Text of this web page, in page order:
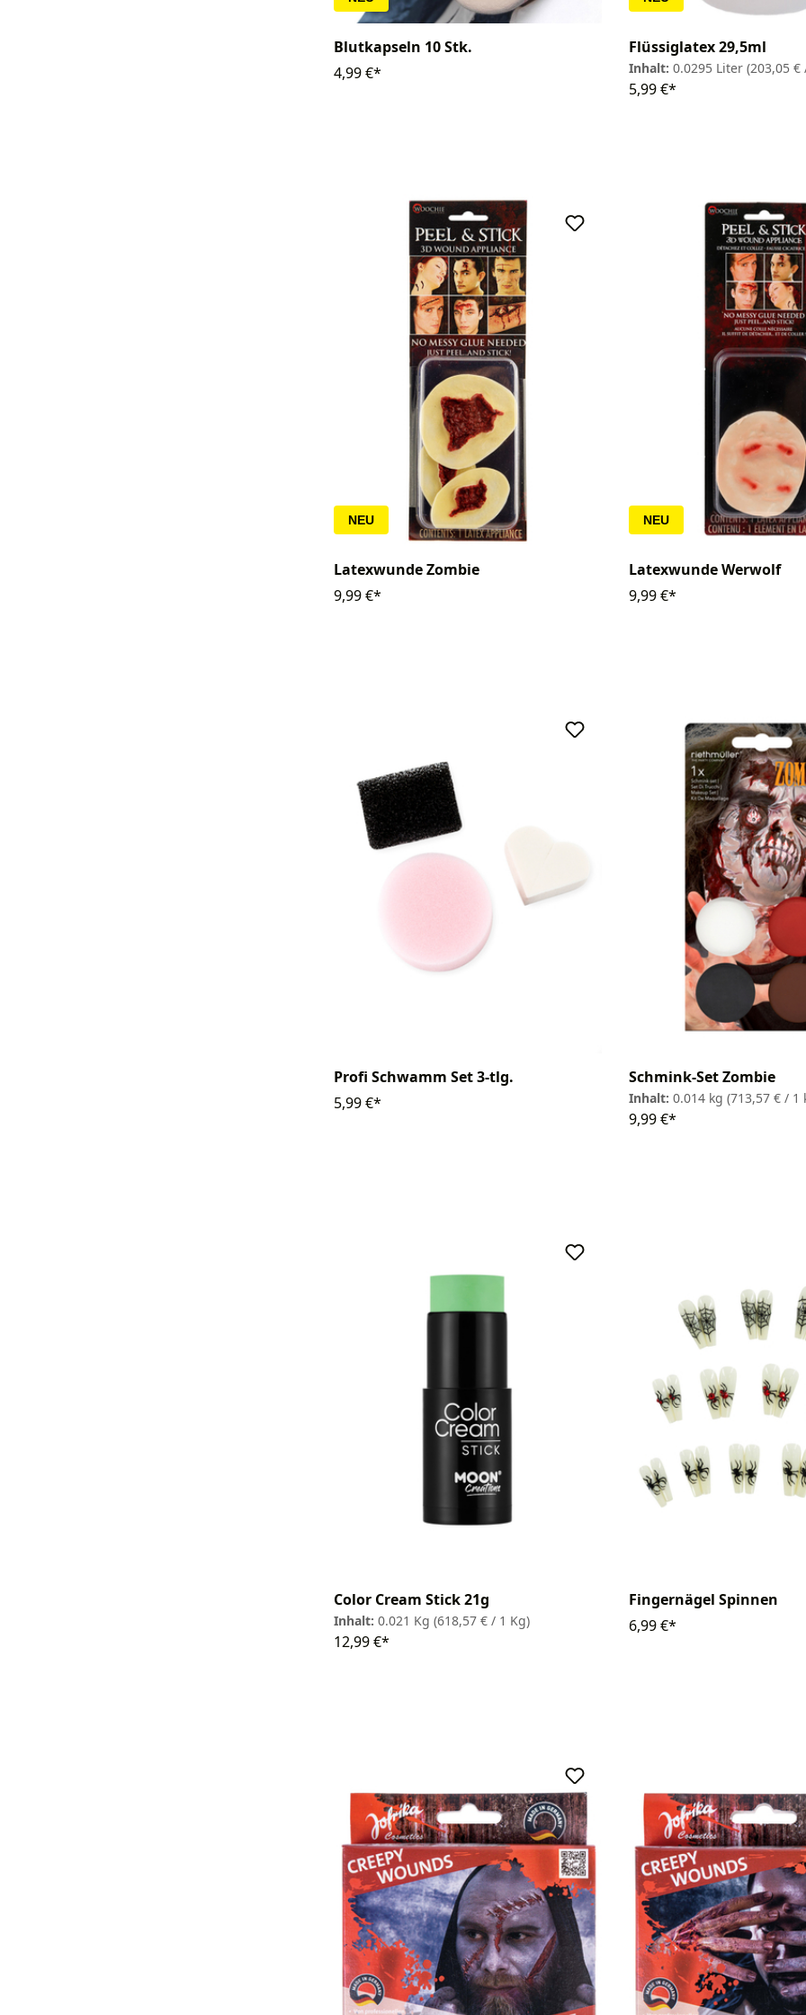
Blutkapseln 10 Stk.
4,99 €*
Flüssiglatex 29,5ml
Inhalt: 0.0295 Liter (203,05 €
5,99 €*
NEU
Latexwunde Zombie
9,99 €*
NEU
Latexwunde Werwolf
9,99 €*
Profi Schwamm Set 3-tlg.
5,99 €*
Schmink-Set Zombie
Inhalt: 0.014 kg (713,57 € / 1
9,99 €*
Color Cream Stick 21g
Inhalt: 0.021 Kg (618,57 € / 1 Kg)
12,99 €*
Fingernägel Spinnen
6,99 €*